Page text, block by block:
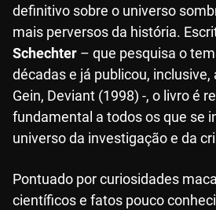
definitivo sobre o universo
mais perversos da história.
Schechter – que pesquisa o
décadas e já publicou, inclusive,
Gein, Deviant (1998) -, o livro é
fundamental a todos os que se
universo da investigação e da
Pontuado por curiosidades
científicos e fatos pouco